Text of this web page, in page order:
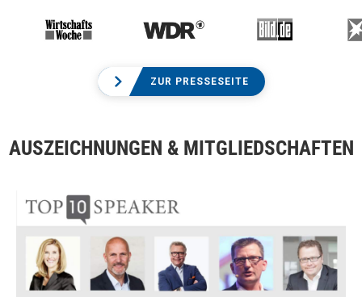
ZUR PRESSESEITE
AUSZEICHNUNGEN & MITGLIEDSCHAFTEN